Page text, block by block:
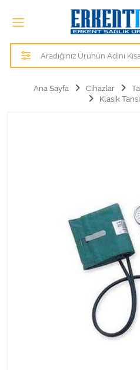
Tüm
Alezler
Anne ve Bebek Sağlığı
Hastane Mobilyaları
Kişisel Bakım ve Sağlık
Kişisel Bakım ve Sağlık
Ana Sayfa Cihazlar
Klasik